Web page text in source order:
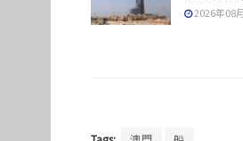
2026年08